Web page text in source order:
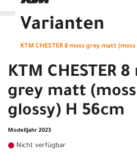
Varianten
KTM CHESTER 8 moss grey matt
KTM CHESTER 8
grey matt
glossy) H 56cm
Modelljahr 2023
Nicht verfügbar